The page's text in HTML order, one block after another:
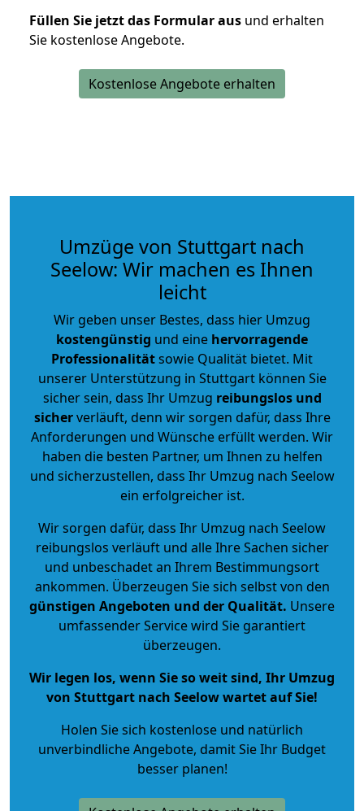
Füllen Sie jetzt das Formular aus und erhalten
Sie kostenlose Angebote.
Kostenlose Angebote erhalten
Umzüge von Stuttgart nach
Seelow: Wir machen es Ihnen
leicht
Wir geben unser Bestes, dass hier Umzug
kostengünstig und eine hervorragende
Professionalitätsowie Qualität bietet. Mit
unserer Unterstützung in Stuttgart können Sie
sicher sein, dass Ihr Umzug reibungslos und
sicherverläuft, denn wir sorgen dafür, dass Ihre
Anforderungen und Wünsche erfüllt werden. Wir
haben die besten Partner, um Ihnen zu helfen
und sicherzustellen, dass Ihr Umzug nach Seelow
ein erfolgreicher ist.
Wir sorgen dafür, dass Ihr Umzug nach Seelow
reibungslos verläuft und alle Ihre Sachen sicher
und unbeschadet an Ihrem Bestimmungsort
ankommen. Überzeugen Sie sich selbst von den
günstigen Angeboten und der Qualität. Unsere
umfassender Service wird Sie garantiert
überzeugen.
Wir legen los, wenn Sie so weit sind, Ihr Umzug
von Stuttgart nach Seelow wartet auf Sie!
Holen Sie sich kostenlose und natürlich
unverbindliche Angebote, damit Sie Ihr Budget
besser planen!